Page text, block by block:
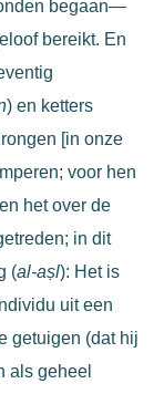
begaan—
bereikt. En
) en ketters
[in onze
voor hen
het over de
in dit
(al-aṣl): Het is
uit een
getuigen (dat hij
als geheel